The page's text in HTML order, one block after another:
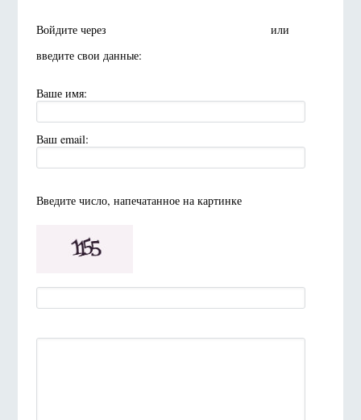
Войдите через
или
введите свои данные:
Ваше имя:
Ваш email:
Введите число, напечатанное на картинке